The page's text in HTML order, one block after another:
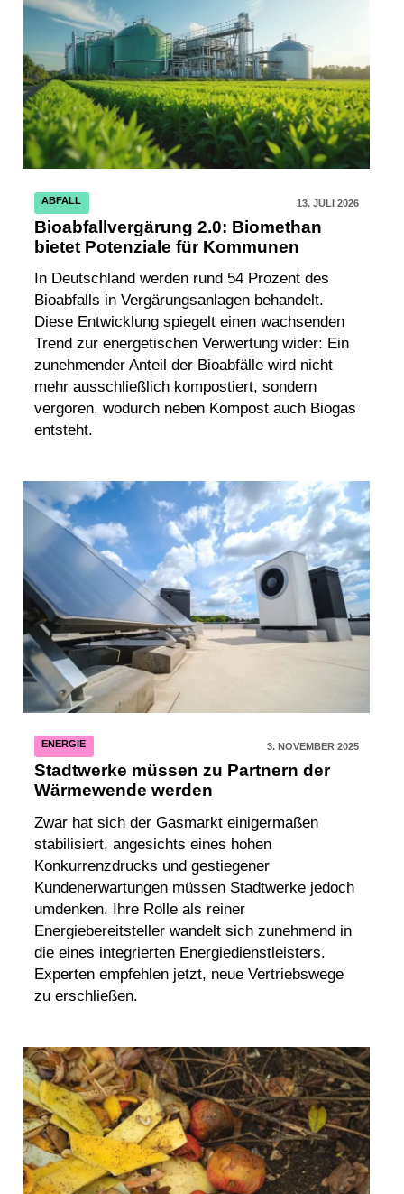
ABFALL 13. JULI 2026
Bioabfallvergärung 2.0: Biomethan
bietet Potenziale für Kommunen
In Deutschland werden rund 54 Prozent des
Bioabfalls in Vergärungsanlagen behandelt.
Diese Entwicklung spiegelt einen wachsenden
Trend zur energetischen Verwertung wider: Ein
zunehmender Anteil der Bioabfälle wird nicht
mehr ausschließlich kompostiert, sondern
vergoren, wodurch neben Kompost auch Biogas
entsteht.
ENERGIE 3. NOVEMBER 2025
Stadtwerke müssen zu Partnern der
Wärmewende werden
Zwar hat sich der Gasmarkt einigermaßen
stabilisiert, angesichts eines hohen
Konkurrenzdrucks und gestiegener
Kundenerwartungen müssen Stadtwerke jedoch
umdenken. Ihre Rolle als reiner
Energiebereitsteller wandelt sich zunehmend in
die eines integrierten Energiedienstleisters.
Experten empfehlen jetzt, neue Vertriebswege
zu erschließen.